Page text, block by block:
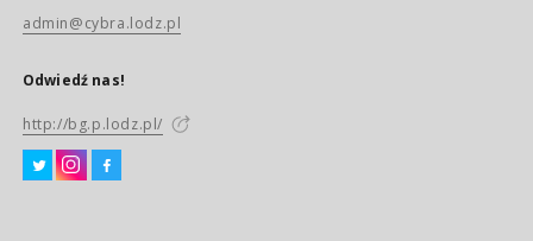
admin@cybra.lodz.pl
Odwiedź nas!
http://bg.p.lodz.pl/